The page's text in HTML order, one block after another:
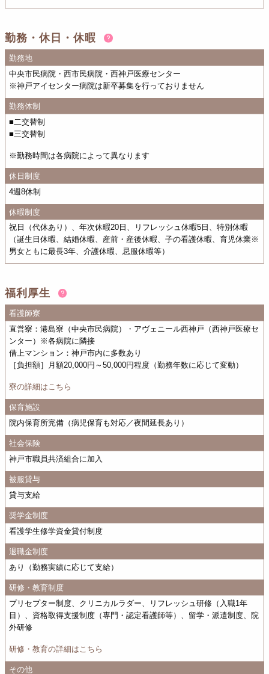
勤務・休日・休暇
勤務地
中央市民病院・西市民病院・西神戸医療センター
※神戸アイセンター病院は新卒募集を行っておりません
勤務体制
■二交替制
■三交替制
※勤務時間は各病院によって異なります
休日制度
4週8休制
休暇制度
祝日（代休あり）、年次休暇20日、リフレッシュ休暇5日、特別休暇
（誕生日休暇、結婚休暇、産前・産後休暇、子の看護休暇、育児休業※
男女ともに最長3年、介護休暇、忌服休暇等）
福利厚生
看護師寮
直営寮：港島寮（中央市民病院）・アヴェニール西神戸（西神戸医療セ
ンター）※各病院に隣接
借上マンション：神戸市内に多数あり
［負担額］月額20,000円～50,000円程度（勤務年数に応じて変動）
寮の詳細はこちら
保育施設
院内保育所完備（病児保育も対応／夜間延長あり）
社会保険
神戸市職員共済組合に加入
被服貸与
貸与支給
奨学金制度
看護学生修学資金貸付制度
退職金制度
あり（勤務実績に応じて支給）
研修・教育制度
プリセプター制度、クリニカルラダー、リフレッシュ研修（入職1年
目）、資格取得支援制度（専門・認定看護師等）、留学・派遣制度、院
外研修
研修・教育の詳細はこちら
その他